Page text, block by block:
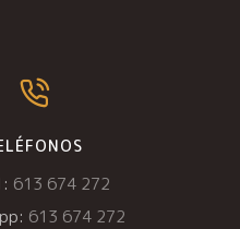
613 674 272
613 674 272